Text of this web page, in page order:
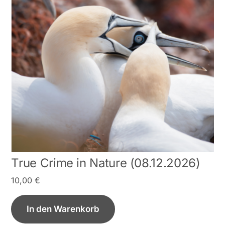
True Crime in Nature (08.12.2026)
10,00€
In den Warenkorb